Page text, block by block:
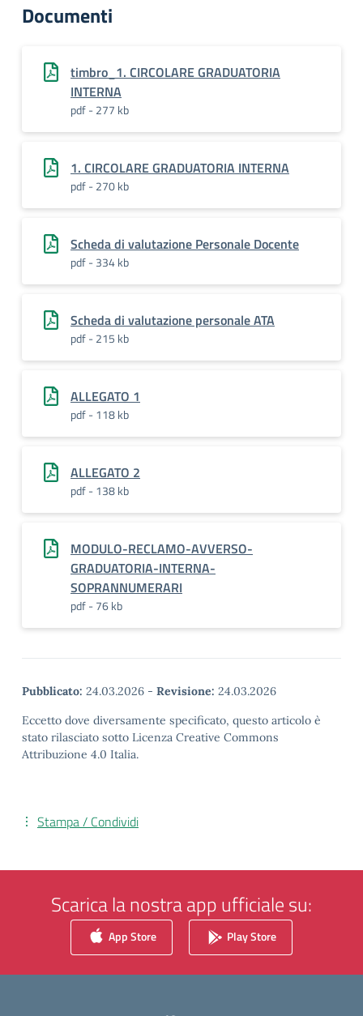
Documenti
timbro_1. CIRCOLARE GRADUATORIA
INTERNA
pdf - 277 kb
1. CIRCOLARE GRADUATORIA INTERNA
pdf - 270 kb
Scheda di valutazione Personale Docente
pdf - 334 kb
Scheda di valutazione personale ATA
pdf - 215 kb
ALLEGATO 1
pdf - 118 kb
ALLEGATO 2
pdf - 138 kb
MODULO-RECLAMO-AVVERSO-
GRADUATORIA-INTERNA-
SOPRANNUMERARI
pdf - 76 kb
Pubblicato: 24.03.2026 - Revisione: 24.03.2026
Eccetto dove diversamente specificato, questo articolo è
stato rilasciato sotto Licenza Creative Commons
Attribuzione 4.0 Italia.
Stampa / Condividi
Scarica la nostra app ufficiale su:
App Store Play Store